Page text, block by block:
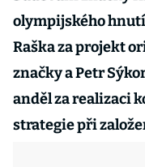
olympijského
Raška za projekt
značky a Petr
anděl za realizaci
strategie při